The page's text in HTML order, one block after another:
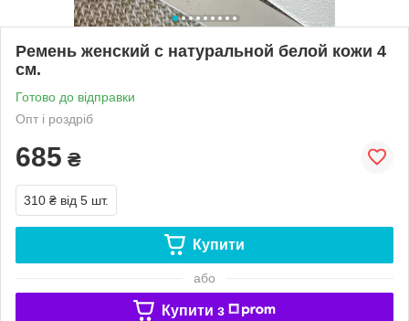
Ремень женский с натуральной белой кожи 4
см.
Готово до відправки
Опт і роздріб
685 ₴
310 ₴ від 5 шт.
Купити
або
Купити з